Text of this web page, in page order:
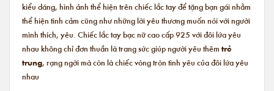
kiểu dáng, hình ảnh thể hiện trên chiếc lắc tay để tặng bạn gái nhằm
thể hiện tình cảm cũng như những lời yêu thương muốn nói với người
mình thích, yêu. Chiếclắc tay bạc nữ cao cấp925 với đôi lứa yêu
nhau không chỉ đơn thuần là trang sức giúp người yêu thêm trẻ
trung, rạng ngời mà còn là chiếc vòng tròn tình yêu của đôi lứa yêu
nhau